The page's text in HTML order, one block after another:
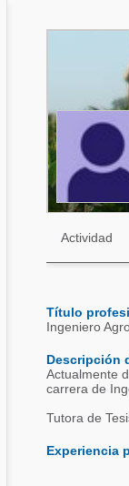
Comunidades en
Agricultura
Balanceados -
Avicultura
Ganadería
Porcicultura
Comunidades en
Micotoxinas
Actividad
Título
Ingeniero
Descripción
Actualmente
carrera de
Tutora de
Experiencia